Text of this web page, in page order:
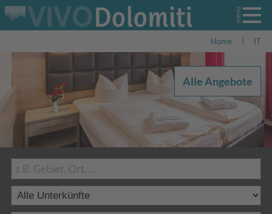
Home IT
Alle Angebote